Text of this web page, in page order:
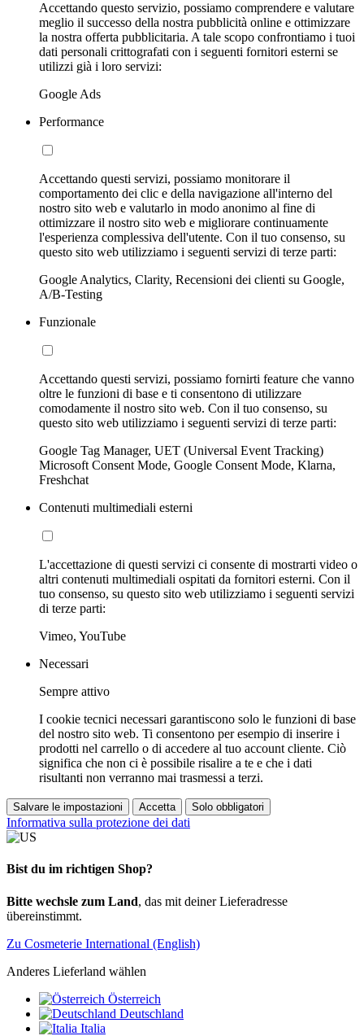
Accettando questo servizio, possiamo comprendere e valutare
meglio il successo della nostra pubblicità online e ottimizzare
la nostra offerta pubblicitaria. A tale scopo confrontiamo i tuoi
dati personali crittografati con i seguenti fornitori esterni se
utilizzi già i loro servizi:
Google Ads
Performance
Accettando questi servizi, possiamo monitorare il
comportamento dei clic e della navigazione all'interno del
nostro sito web e valutarlo in modo anonimo al fine di
ottimizzare il nostro sito web e migliorare continuamente
l'esperienza complessiva dell'utente. Con il tuo consenso, su
questo sito web utilizziamo i seguenti servizi di terze parti:
Google Analytics, Clarity, Recensioni dei clienti su Google,
A/B-Testing
Funzionale
Accettando questi servizi, possiamo fornirti feature che vanno
oltre le funzioni di base e ti consentono di utilizzare
comodamente il nostro sito web. Con il tuo consenso, su
questo sito web utilizziamo i seguenti servizi di terze parti:
Google Tag Manager, UET (Universal Event Tracking)
Microsoft Consent Mode, Google Consent Mode, Klarna,
Freshchat
Contenuti multimediali esterni
L'accettazione di questi servizi ci consente di mostrarti video o
altri contenuti multimediali ospitati da fornitori esterni. Con il
tuo consenso, su questo sito web utilizziamo i seguenti servizi
di terze parti:
Vimeo, YouTube
Necessari
Sempre attivo
I cookie tecnici necessari garantiscono solo le funzioni di base
del nostro sito web. Ti consentono per esempio di inserire i
prodotti nel carrello o di accedere al tuo account cliente. Ciò
significa che non ci è possibile risalire a te e che i dati
risultanti non verranno mai trasmessi a terzi.
Salvare le impostazioni Accetta Solo obbligatori
Informativa sulla protezione dei dati
Bist du im richtigen Shop?
Bitte wechsle zum Land, das mit deiner Lieferadresse
übereinstimmt.
Zu Cosmeterie International (English)
Anderes Lieferland wählen
Österreich
Deutschland
Italia